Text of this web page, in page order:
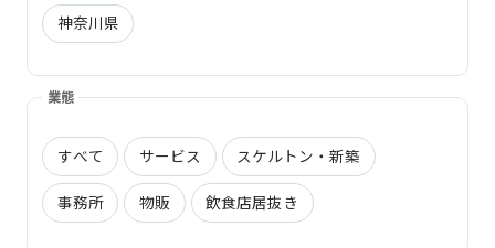
神奈川県
業態
すべて サービス スケルトン・新築
事務所 物販 飲食店居抜き